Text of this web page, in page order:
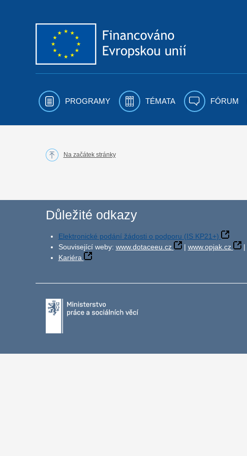
PROGRAMY TÉMATA FÓRUM
Na začátek stránky
Důležité odkazy
Elektronické podání žádosti o podporu (IS KP21+)
Související weby: www.dotaceeu.cz | www.opjak.cz |
Kariéra